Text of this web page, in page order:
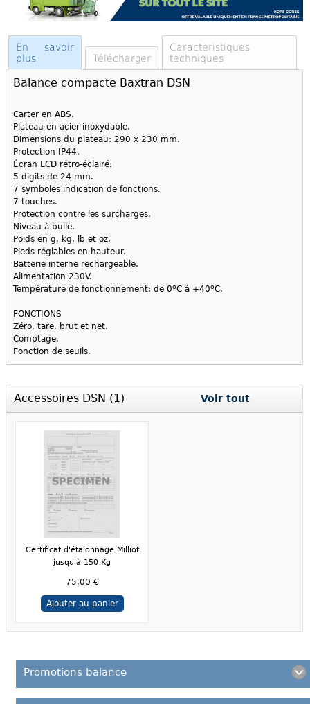
En savoir
plus
Télécharger
Caracteristiques
techniques
Balance compacte Baxtran DSN
Carter en ABS.
Plateau en acier inoxydable.
Dimensions du plateau: 290 x 230 mm.
Protection IP44.
Écran LCD rétro-éclairé.
5 digits de 24 mm.
7 symboles indication de fonctions.
7 touches.
Protection contre les surcharges.
Niveau à bulle.
Poids en g, kg, lb et oz.
Pieds réglables en hauteur.
Batterie interne rechargeable.
Alimentation 230V.
Température de fonctionnement: de 0ºC à +40ºC.
FONCTIONS
Zéro, tare, brut et net.
Comptage.
Fonction de seuils.
Accessoires DSN (1) Voir tout
Certificat d'étalonnage Milliot
jusqu'à 150 Kg
75,00 €
Ajouter au panier
Promotions balance